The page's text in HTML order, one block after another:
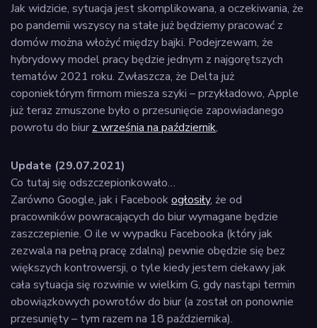
Jak widzicie, sytuacja jest skomplikowana, a oczekiwania, że
po pandemii wszyscy na stałe już będziemy pracować z
domów można włożyć między bajki. Podejrzewam, że
hybrydowy model pracy będzie jednym z najgorętszych
tematów 2021 roku. Zwłaszcza, że Delta już
coponiektórym firmom miesza szyki – przykładowo, Apple
już teraz zmuszone było o przesunięcie zapowiadanego
powrotu do biur z września na październik,
Update (29.07.2021)
Co tutaj się odszczepionkowało…
Zarówno Google, jak i Facebookogłosiły, że od
pracowników powracających do biur wymagane będzie
zaszczepienie. O ile w wypadku Facebooka (który jak
zezwala na pełną pracę zdalną) pewnie obędzie się bez
większych kontrowersji, o tyle kiedy jestem ciekawy jak
cała sytuacja się rozwinie w wielkim G, gdy nastąpi termin
obowiązkowych powrotów do biur (a został on ponownie
przesunięty – tym razem na 18 października).